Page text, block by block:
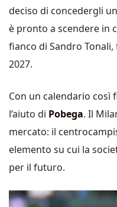
deciso di concedergli
è pronto a scendere in
fianco di Sandro
2027.
Con un calendario così
l’aiuto di Pobega. Il
mercato: il
elemento su cui la
per il futuro.